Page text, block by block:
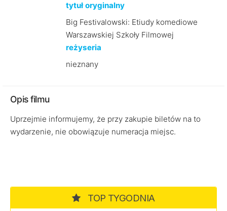
tytuł oryginalny
Big Festivalowski: Etiudy komediowe
Warszawskiej Szkoły Filmowej
reżyseria
nieznany
Opis filmu
Uprzejmie informujemy, że przy zakupie biletów na to
wydarzenie, nie obowiązuje numeracja miejsc.
TOP TYGODNIA